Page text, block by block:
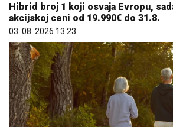
Hibrid broj 1 koji osvaja Evropu,
akcijskoj ceni od 19.990€ do 31.8.
03. 08. 2026 13:23